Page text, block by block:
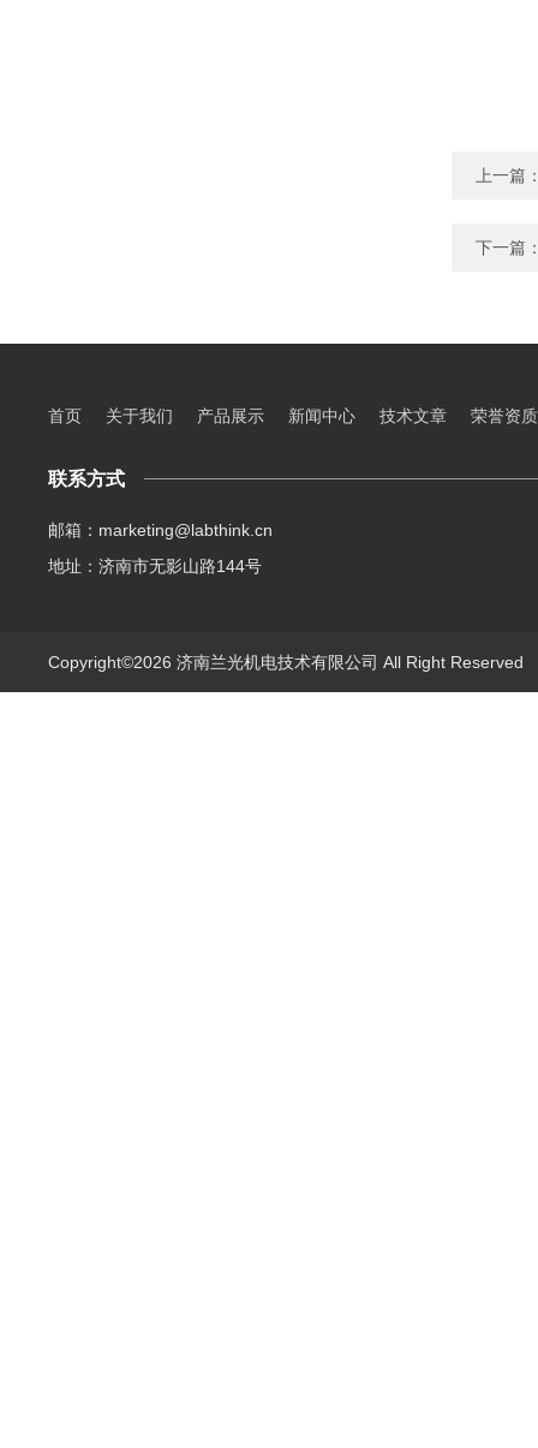
上一篇
下一篇
首页 关于我们 产品展示 新闻中心 技术文章 荣誉资质
联系方式
邮箱：marketing@labthink.cn
地址：济南市无影山路144号
Copyright©2026 济南兰光机电技术有限公司 All Right